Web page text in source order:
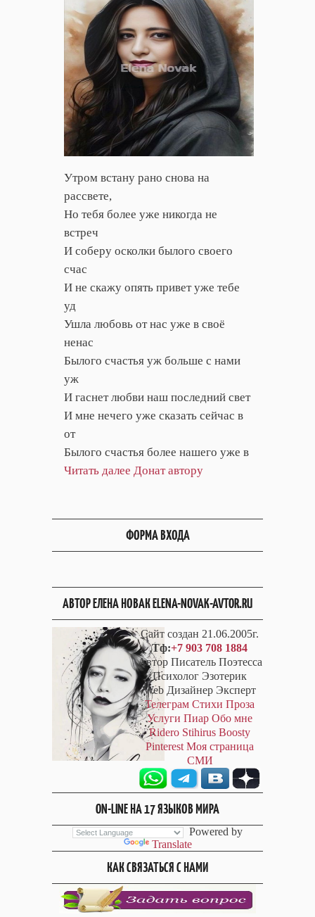
Утром встану рано снова на
рассвете,
Но тебя более уже никогда не
встреч
И соберу осколки былого своего
счас
И не скажу опять привет уже тебе
уд
Ушла любовь от нас уже в своё
ненас
Былого счастья уж больше с нами
уж
И гаснет любви наш последний свет
И мне нечего уже сказать сейчас в
от
Былого счастья более нашего уже в
Читать далее Донат автору
ФОРМА ВХОДА
АВТОР ЕЛЕНА НОВАК ELENA-NOVAK-AVTOR.RU
Сайт создан 21.06.2005г.
Тф:+7 903 708 1884
Автор Писатель Поэтесса
Психолог Эзотерик
Web Дизайнер Эксперт
Телеграм Стихи Проза
Услуги Пиар Обо мне
Ridero Stihirus Boosty
Pinterest Моя страница
СМИ
ON-LINE НА 17 ЯЗЫКОВ МИРА
Powered by
Translate
КАК СВЯЗАТЬСЯ С НАМИ